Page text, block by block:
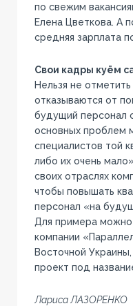
по свежим
Елена Цветкова. А
средняя зарплата
Свои кадры куём
Нельзя не
отказываются от
будущий персонал
основных проблем
специалистов той
либо их очень
своих отраслях
чтобы повышать
персонал «на
Для примера можно
компании
Восточной
проект под
Лариса ЛАЗОРЕНКО